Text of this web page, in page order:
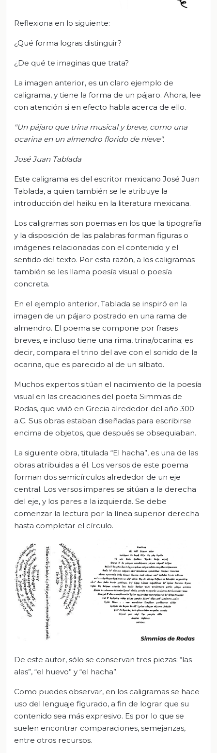
Reflexiona en lo siguiente:
¿Qué forma logras distinguir?
¿De qué te imaginas que trata?
La imagen anterior, es un claro ejemplo de
caligrama, y tiene la forma de un pájaro. Ahora, lee
con atención si en efecto habla acerca de ello.
"Un pájaro que trina musical y breve, como una
ocarina en un almendro florido de nieve".
José Juan Tablada
Este caligrama es del escritor mexicano José Juan
Tablada, a quien también se le atribuye la
introducción del haiku en la literatura mexicana.
Los caligramas son poemas en los que la tipografía
y la disposición de las palabras forman figuras o
imágenes relacionadas con el contenido y el
sentido del texto. Por esta razón, a los caligramas
también se les llama poesía visual o poesía
concreta.
En el ejemplo anterior, Tablada se inspiró en la
imagen de un pájaro postrado en una rama de
almendro. El poema se compone por frases
breves, e incluso tiene una rima, trina/ocarina; es
decir, compara el trino del ave con el sonido de la
ocarina, que es parecido al de un silbato.
Muchos expertos sitúan el nacimiento de la poesía
visual en las creaciones del poeta Simmias de
Rodas, que vivió en Grecia alrededor del año 300
a.C. Sus obras estaban diseñadas para escribirse
encima de objetos, que después se obsequiaban.
La siguiente obra, titulada “El hacha”, es una de las
obras atribuidas a él. Los versos de este poema
forman dos semicírculos alrededor de un eje
central. Los versos impares se sitúan a la derecha
del eje, y los pares a la izquierda. Se debe
comenzar la lectura por la línea superior derecha
hasta completar el círculo.
De este autor, sólo se conservan tres piezas: “las
alas”, “el huevo” y “el hacha”.
Como puedes observar, en los caligramas se hace
uso del lenguaje figurado, a fin de lograr que su
contenido sea más expresivo. Es por lo que se
suelen encontrar comparaciones, semejanzas,
entre otros recursos.